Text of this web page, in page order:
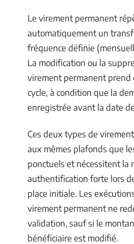
Le virement permanent
automatiquement un
fréquence définie
La modification ou la
virement permanent prend
cycle, à condition que la
enregistrée avant la date
Ces deux types de
aux mêmes plafonds que
ponctuels et nécessitent la
authentification forte lors
place initiale. Les
virement permanent ne
validation, sauf si le
bénéficiaire est modifié.